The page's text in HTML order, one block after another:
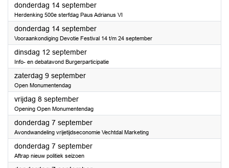
donderdag 14 september2023
Herdenking 500e sterfdag Paus Adrianus VI
donderdag 14 september2023
Vooraankondiging Devotie Festival 14 t/m 24 september
dinsdag 12 september2023
Info- en debatavond Burgerparticipatie
zaterdag 9 september2023
Open Monumentendag
vrijdag 8 september2023
Opening Open Monumentendag
donderdag 7 september2023
Avondwandeling vrijetijdseconomie Vechtdal Marketing
donderdag 7 september2023
Aftrap nieuw politiek seizoen